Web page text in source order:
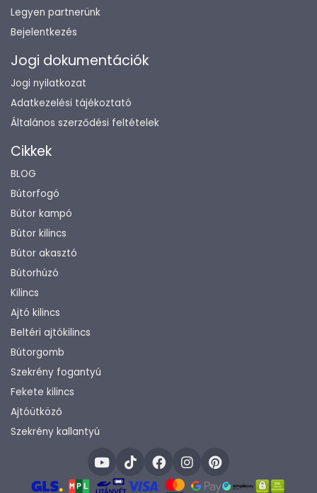
Legyen partnerünk
Bejelentkezés
Jogi dokumentációk
Jogi nyilatkozat
Adatkezelési tájékoztató
Általános szerződési feltételek
Cikkek
BLOG
Bútorfogó
Bútor kampó
Bútor kilincs
Bútor akasztó
Bútorhúzó
Kilincs
Ajtó kilincs
Beltéri ajtókilincs
Bútorgomb
Szekrény fogantyú
Fekete kilincs
Ajtóütköző
Szekrény kallantyú